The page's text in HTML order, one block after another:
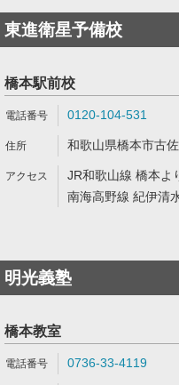
東進衛星予備校
橋本駅前校
0120-104-531
和歌山県橋本市古
JR和歌山線 橋本よ
南海高野線 紀伊清
明光義塾
橋本教室
0736-33-4119